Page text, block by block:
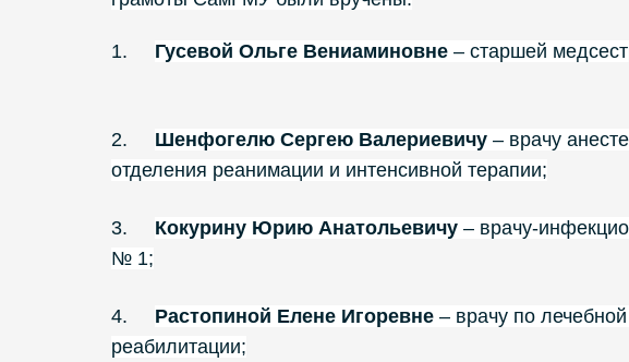
1. Гусевой Ольге Вениаминовне – старшей
2. Шенфогелю Сергею Валериевичу – врачу
отделения реанимации и интенсивной терапии;
3. Кокурину Юрию Анатольевичу – врачу-
№ 1;
4. Растопиной Елене Игоревне – врачу по
реабилитации;